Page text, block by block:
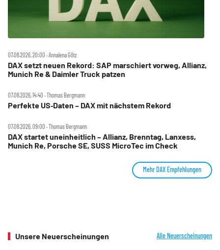
07.08.2026, 20:00 ‧ Annalena Götz
DAX setzt neuen Rekord: SAP marschiert vorweg, Allianz,
Munich Re & Daimler Truck patzen
07.08.2026, 14:40 ‧ Thomas Bergmann
Perfekte US‑Daten – DAX mit nächstem Rekord
07.08.2026, 09:00 ‧ Thomas Bergmann
DAX startet uneinheitlich – Allianz, Brenntag, Lanxess,
Munich Re, Porsche SE, SUSS MicroTec im Check
Mehr DAX Empfehlungen
Unsere Neuerscheinungen Alle Neuerscheinungen